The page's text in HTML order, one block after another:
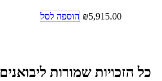
₪5,915.00 הוספה לסל
כל הזכויות שמורות ליבואנים